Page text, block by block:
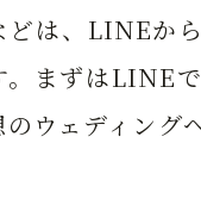
どは、LINEか
。まずはLINE
のウェディング